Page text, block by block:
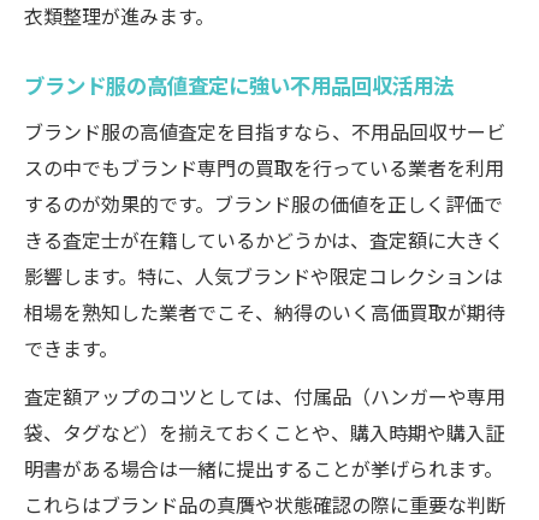
衣類整理が進みます。
ブランド服の高値査定に強い不用品回収活用法
ブランド服の高値査定を目指すなら、不用品回収サービ
スの中でもブランド専門の買取を行っている業者を利用
するのが効果的です。ブランド服の価値を正しく評価で
きる査定士が在籍しているかどうかは、査定額に大きく
影響します。特に、人気ブランドや限定コレクションは
相場を熟知した業者でこそ、納得のいく高価買取が期待
できます。
査定額アップのコツとしては、付属品（ハンガーや専用
袋、タグなど）を揃えておくことや、購入時期や購入証
明書がある場合は一緒に提出することが挙げられます。
これらはブランド品の真贋や状態確認の際に重要な判断